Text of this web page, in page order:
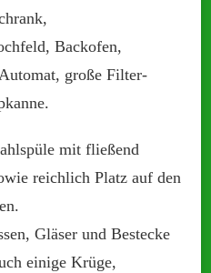
Backofen,
große Filter-
mit fließend
reichlich Platz auf den
Gläser und Bestecke
einige Krüge,